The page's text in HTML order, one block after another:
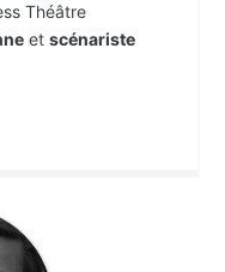
Théâtre
etscénariste